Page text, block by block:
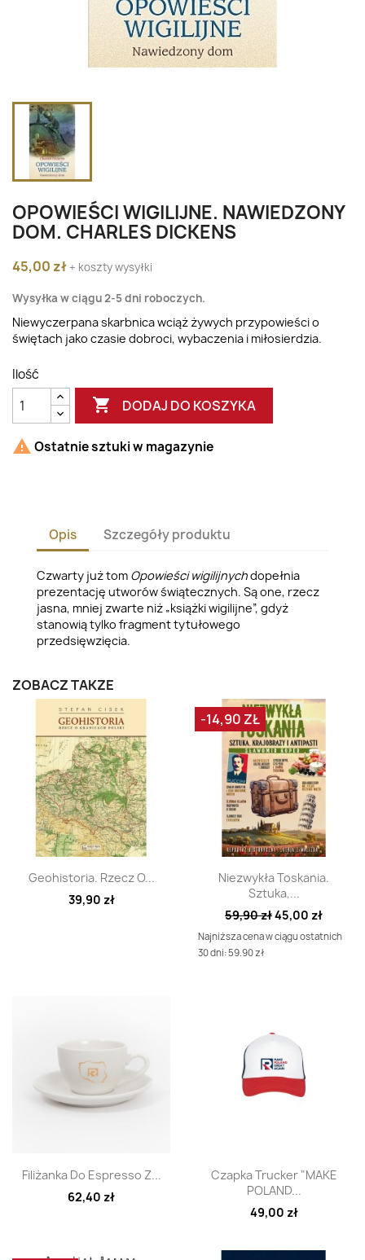
OPOWIEŚCI WIGILIJNE. NAWIEDZONY
DOM. CHARLES DICKENS
45,00 zł + koszty wysyłki
Wysyłka w ciągu 2-5 dni roboczych.
Niewyczerpana skarbnica wciąż żywych przypowieści o
świętach jako czasie dobroci, wybaczenia i miłosierdzia.
Ilość
 DODAJ DO KOSZYKA
 Ostatnie sztuki w magazynie
Opis Szczegóły produktu
Czwarty już tom Opowieści wigilijnychdopełnia
prezentację utworów świątecznych. Są one, rzecz
jasna, mniej zwarte niż „książki wigilijne”, gdyż
stanowią tylko fragment tytułowego
przedsięwzięcia.
ZOBACZ TAKŻE
Szybki podgląd
Geohistoria. Rzecz O...
39,90 zł
Szybki podgląd
Niezwykła Toskania.
Sztuka,...
59,90 zł45,00 zł
Najniższa cena w ciągu ostatnich
30 dni: 59.90 zł
-14,90 ZŁ
Szybki podgląd
Filiżanka Do Espresso Z...
62,40 zł
Szybki podgląd
Czapka Trucker "MAKE
POLAND...
49,00 zł